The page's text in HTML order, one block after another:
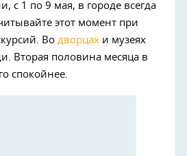
с 1 по 9 мая, в городе всегда
этот момент при
Во дворцах и музеях
Вторая половина месяца в
спокойнее.